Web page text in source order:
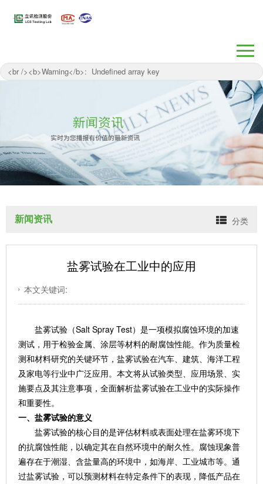
262
新闻资讯 分类
盐雾试验在工业中的应用
本文关键词:
盐雾试验（Salt Spray Test）是一项模拟腐蚀环境的加速
测试，用于检验金属、涂层等材料的耐腐蚀性能。作为质量检
测和材料研究的关键环节，盐雾试验在汽车、建筑、海洋工程
及家电等行业中广泛应用。本文将从试验类型、应用场景、实
施要点及其注意事项，全面解析盐雾试验在工业中的实际操作
和重要性。
一、盐雾试验的意义
盐雾试验的核心目的是评估材料或表面处理在盐雾环境下
的抗腐蚀性能，以确定其在自然环境中的耐久性。腐蚀现象普
遍存在于潮湿、含盐量高的环境中，如海岸、工业城市等。通
过盐雾试验，可以预测材料在特定条件下的表现，降低产品在